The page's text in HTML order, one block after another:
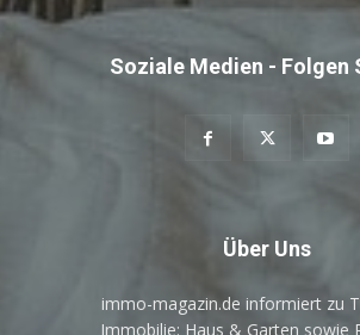
Soziale Medien - Folgen
Über Uns
immo-magazin.de informiert zu
Immobilie: Haus & Garten sowie